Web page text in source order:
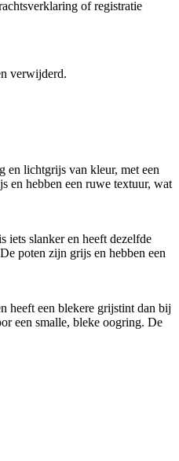
of registratie
verwijderd.
en lichtgrijs van kleur, met een
en hebben een ruwe textuur, wat
iets slanker en heeft dezelfde
poten zijn grijs en hebben een
heeft een blekere grijstint dan bij
een smalle, bleke oogring. De